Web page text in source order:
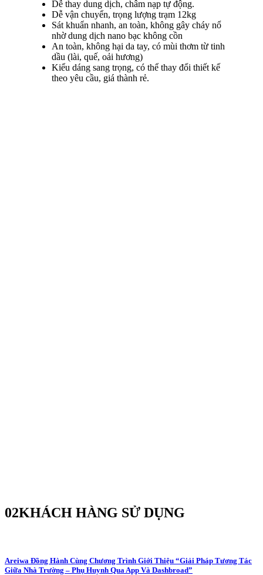
Dễ thay dung dịch, châm nạp tự động.
Dễ vận chuyển, trọng lượng trạm 12kg
Sát khuẩn nhanh, an toàn, không gây cháy nổ
nhờ dung dịch nano bạc không cồn
An toàn, không hại da tay, có mùi thơm từ tinh
dầu (lài, quế, oải hương)
Kiểu dáng sang trọng, có thể thay đổi thiết kế
theo yêu cầu, giá thành rẻ.
02KHÁCH HÀNG SỬ DỤNG
Areiwa Đồng Hành Cùng Chương Trình Giới Thiệu “Giải Pháp Tương Tác
Giữa Nhà Trường – Phụ Huynh Qua App Và Dashbroad”